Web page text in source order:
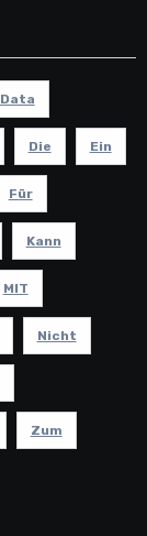
Data
Die Ein
Für
Kann
MIT
Nicht
Zum